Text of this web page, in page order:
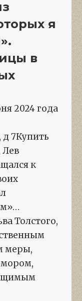
я
в
2024 года
7Купить
Лев
к
Толстого,
меры,